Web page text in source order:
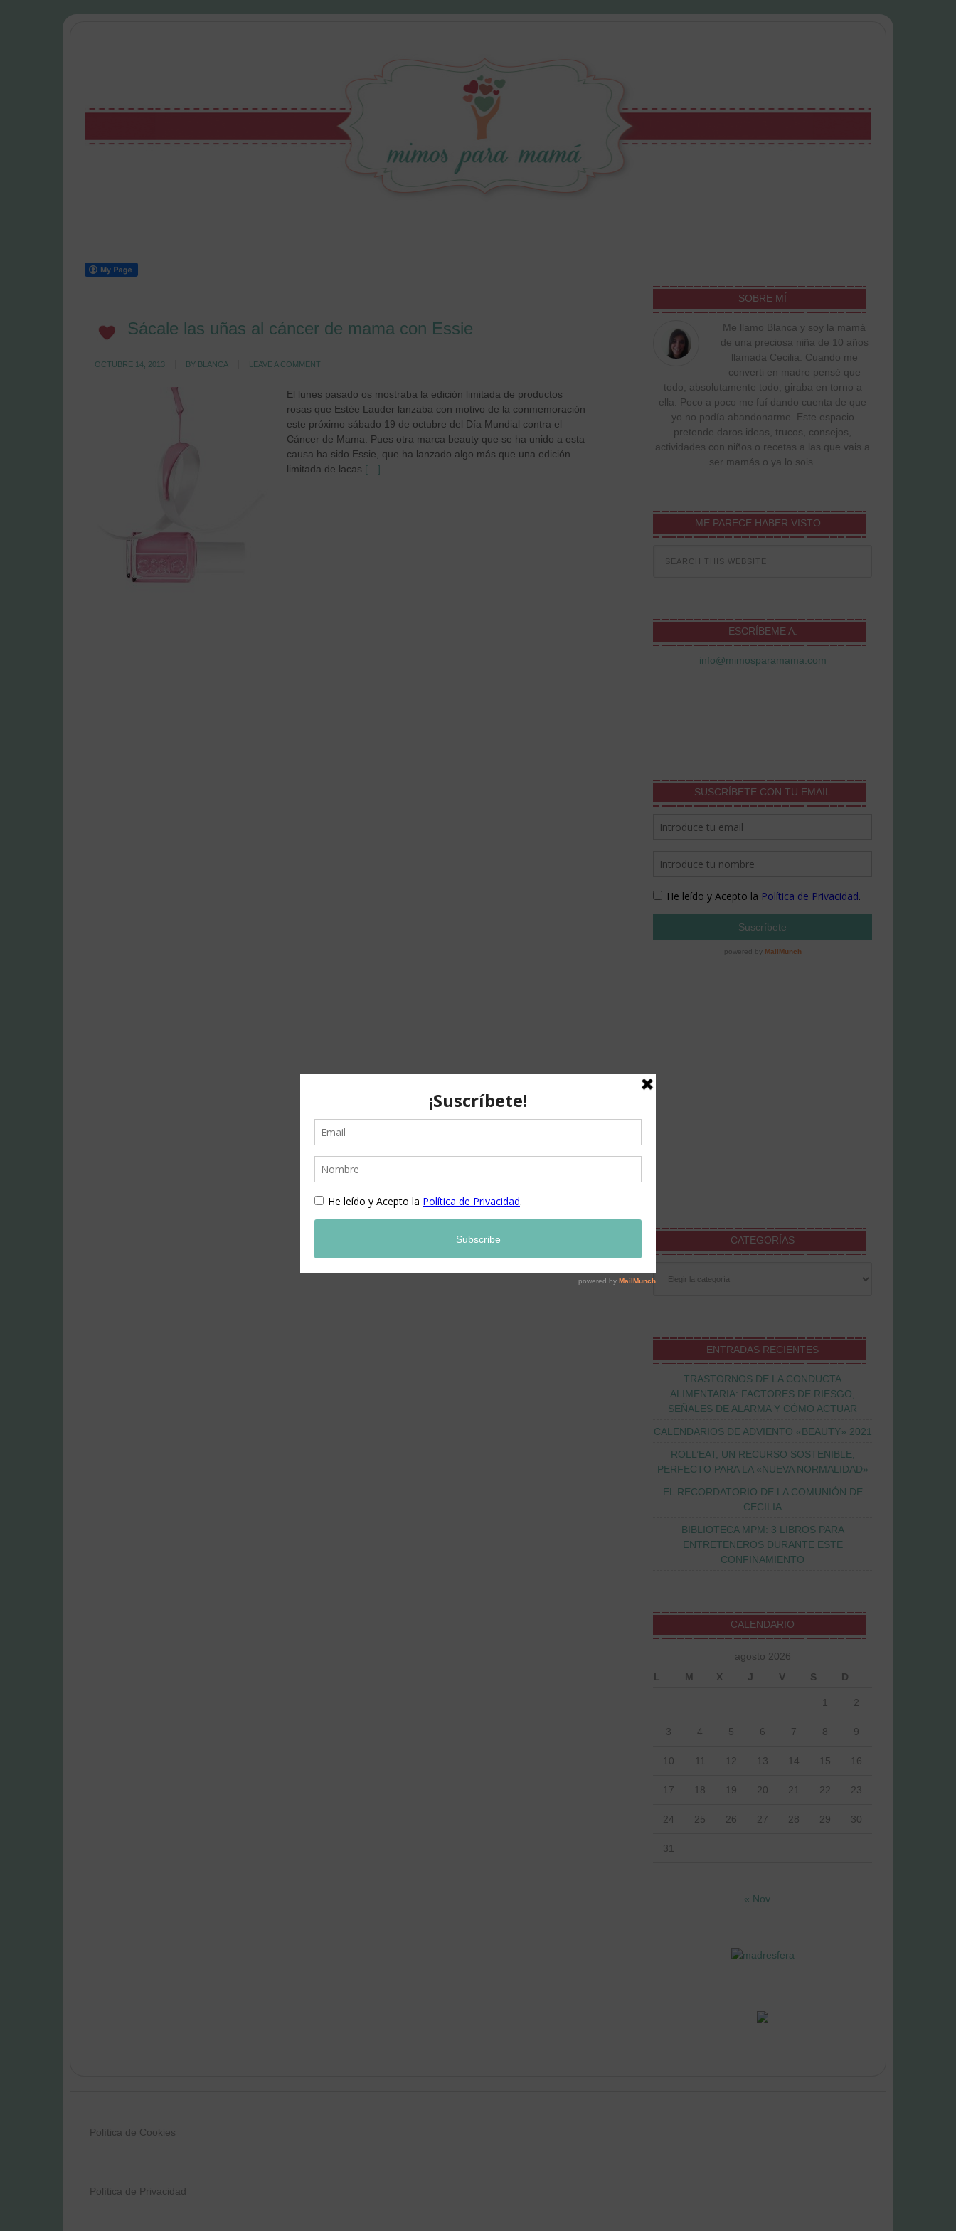
Sácale las uñas al cáncer de mama con Essie
OCTUBRE 14, 2013 BY BLANCA LEAVE A COMMENT
El lunes pasado os mostraba la edición limitada de productos
rosas que Estée Lauder lanzaba con motivo de la conmemoración
este próximo sábado 19 de octubre del Día Mundial contra el
Cáncer de Mama. Pues otra marca beauty que se ha unido a esta
causa ha sido Essie, que ha lanzado algo más que una edición
limitada de lacas […]
SOBRE MÍ
Me llamo Blanca y soy la mamá
de una preciosa niña de 10 años
llamada Cecilia. Cuando me
converti en madre pensé que
todo, absolutamente todo, giraba en torno a
ella. Poco a poco me fuí dando cuenta de que
yo no podía abandonarme. Este espacio
pretende daros ideas, trucos, consejos,
actividades con niños o recetas a las que vais a
ser mamás o ya lo sois.
ME PARECE HABER VISTO…
ESCRÍBEME A:
info@mimosparamama.com
SUSCRÍBETE CON TU EMAIL
CATEGORÍAS
ENTRADAS RECIENTES
TRASTORNOS DE LA CONDUCTA
ALIMENTARIA: FACTORES DE RIESGO,
SEÑALES DE ALARMA Y CÓMO ACTUAR
CALENDARIOS DE ADVIENTO «BEAUTY» 2021
ROLL’EAT, UN RECURSO SOSTENIBLE,
PERFECTO PARA LA «NUEVA NORMALIDAD»
EL RECORDATORIO DE LA COMUNIÓN DE
CECILIA
BIBLIOTECA MPM: 3 LIBROS PARA
ENTRETENEROS DURANTE ESTE
CONFINAMIENTO
CALENDARIO
agosto 2026
L
M X J V S D
1 2
3 4 5 6 7 8 9
10 11 12 13 14 15 16
17 18 19 20 21 22 23
24 25 26 27 28 29 30
31
« Nov
Política de Cookies
Política de Privacidad